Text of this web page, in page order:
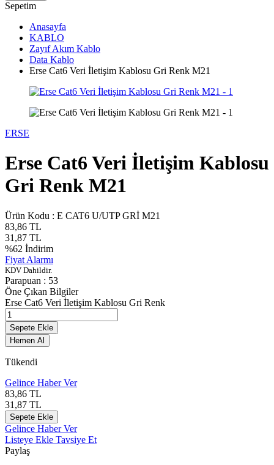
Sepetim
Anasayfa
KABLO
Zayıf Akım Kablo
Data Kablo
Erse Cat6 Veri İletişim Kablosu Gri Renk M21
ERSE
Erse Cat6 Veri İletişim Kablosu
Gri Renk M21
Ürün Kodu : E CAT6 U/UTP GRİ M21
83,86 TL
31,87 TL
%62 İndirim
Fiyat Alarmı
KDV Dahildir.
Parapuan : 53
Öne Çıkan Bilgiler
Erse Cat6 Veri İletişim Kablosu Gri Renk
Sepete Ekle
Hemen Al
Tükendi
Gelince Haber Ver
83,86 TL
31,87 TL
Sepete Ekle
Gelince Haber Ver
Listeye Ekle Tavsiye Et
Paylaş